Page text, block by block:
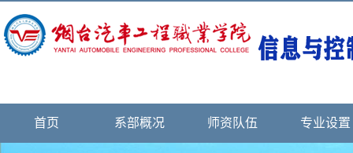
首页 系部概况 师资队伍 专业设置